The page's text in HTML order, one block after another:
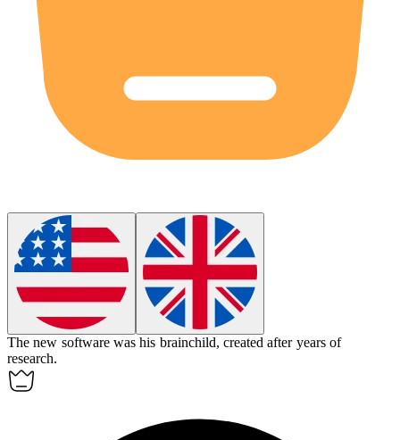
The new software was his brainchild, created after years of
research.